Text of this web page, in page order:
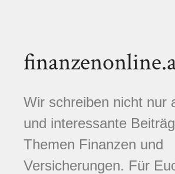
Wir schreiben nicht nur
und interessante
Themen Finanzen und
Versicherungen. Für